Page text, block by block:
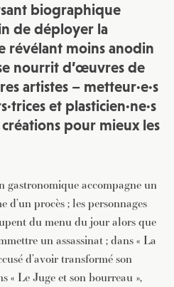
biographique
de déployer la
révélant moins anodin
nourrit d’œuvres de
artistes – metteur·e·s
et plasticien·ne·s
pour mieux les
gastronomique accompagne un
procès ; les personnages
du menu du jour alors que
un assassinat ; dans « La
d’avoir transformé son
« Le Juge et son bourreau »,